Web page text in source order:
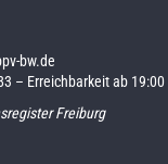
bw.de
– Erreichbarkeit ab 19:00
Freiburg